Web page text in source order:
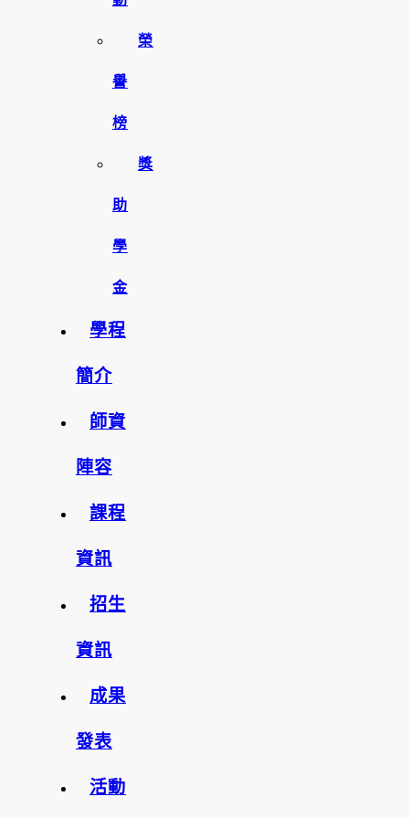
榮
譽
榜
獎
助
學
金
學程
簡介
師資
陣容
課程
資訊
招生
資訊
成果
發表
活動